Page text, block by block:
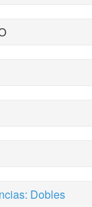
Dobles